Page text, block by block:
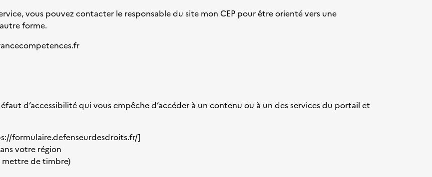
vous pouvez contacter le responsable dusite mon CEP pour être orienté vers une
forme.
d’accessibilité qui vous empêche d’accéder à un contenu ou à un des services du portail et
formulaire.defenseurdesdroits.fr/]
votre région
mettre de timbre)